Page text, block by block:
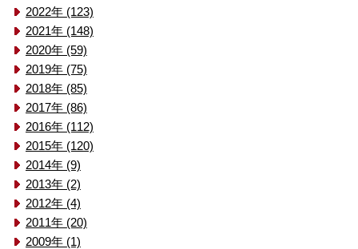
2022年 (123)
2021年 (148)
2020年 (59)
2019年 (75)
2018年 (85)
2017年 (86)
2016年 (112)
2015年 (120)
2014年 (9)
2013年 (2)
2012年 (4)
2011年 (20)
2009年 (1)